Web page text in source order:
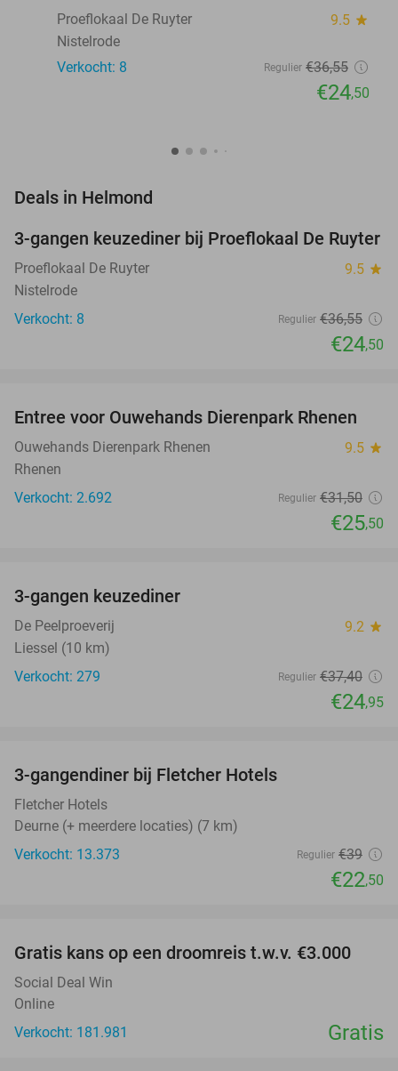
Proeflokaal De Ruyter
9.5 star
Nistelrode
Verkocht: 8
Regulier €36,55
€24,50
Deals in Helmond
33%
NEW
TODAY
3-gangen keuzediner bij Proeflokaal De Ruyter
Proeflokaal De Ruyter 9.5 star
Nistelrode
Verkocht: 8
Regulier €36,55
€24,50
19%
TODAY
Entree voor Ouwehands Dierenpark Rhenen
Ouwehands Dierenpark Rhenen 9.5 star
Rhenen
Verkocht: 2.692
Regulier €31,50
€25,50
3-gangen keuzediner
De Peelproeverij 9.2 star
Liessel (10 km)
Verkocht: 279
Regulier €37,40
€24,95
3-gangendiner bij Fletcher Hotels
Fletcher Hotels
Deurne (+ meerdere locaties) (7 km)
Verkocht: 13.373
Regulier €39
€22,50
Gratis kans op een droomreis t.w.v. €3.000
Social Deal Win
Online
Verkocht: 181.981
Gratis